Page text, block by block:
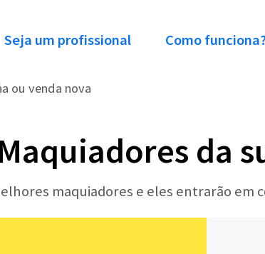
Seja um profissional Como
ou venda nova
da
maquiadores e eles entrarão em